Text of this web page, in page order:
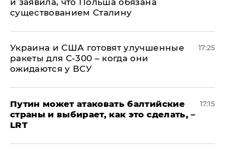
существованием Сталину
Украина и США готовят улучшенные
ракеты для С-300 – когда они
ожидаются у ВСУ
17:25
Путин может атаковать балтийские
страны и выбирает, как это сделать, –
LRT
17:15